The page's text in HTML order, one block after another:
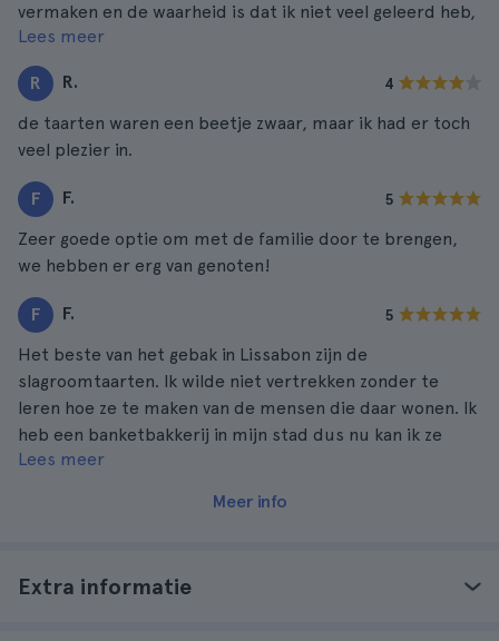
vermaken en de waarheid is dat ik niet veel geleerd heb,
maar ik heb echt genoten van het resultaat. Ik beveel
het aan!
Lees meer
R R. 4
de taarten waren een beetje zwaar, maar ik had er toch
veel plezier in.
F F. 5
Zeer goede optie om met de familie door te brengen,
we hebben er erg van genoten!
F F. 5
Het beste van het gebak in Lissabon zijn de
slagroomtaarten. Ik wilde niet vertrekken zonder te
leren hoe ze te maken van de mensen die daar wonen. Ik
heb een banketbakkerij in mijn stad dus nu kan ik ze
aanbieden en ze nemen ze uit mijn handen! Een groot
Lees meer
Meer info
Extra informatie